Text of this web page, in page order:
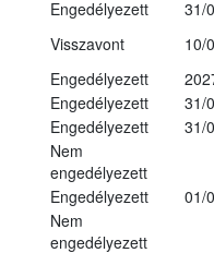
Engedélyezett
31/
Visszavont
10/
Engedélyezett
Engedélyezett
31/
Engedélyezett
31/
Nem
engedélyezett
Engedélyezett
01/
Nem
engedélyezett